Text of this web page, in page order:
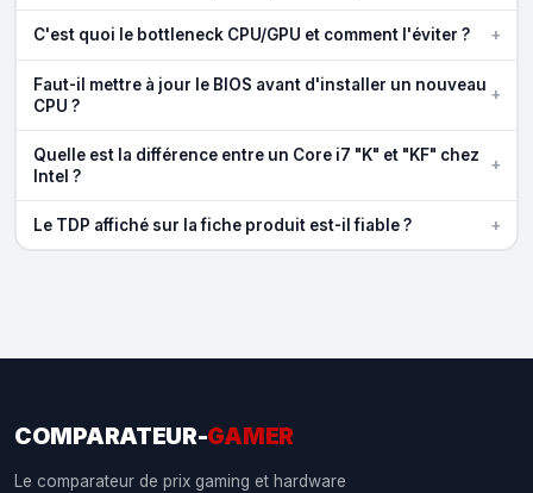
C'est quoi le bottleneck CPU/GPU et comment l'éviter ? +
Faut-il mettre à jour le BIOS avant d'installer un nouveau
CPU ?
+
Quelle est la différence entre un Core i7 "K" et "KF" chez
Intel ?
+
Le TDP affiché sur la fiche produit est-il fiable ? +
COMPARATEUR-GAMER
Le comparateur de prix gaming et hardware